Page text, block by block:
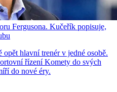
Fergusona. Kučeřík popisuje,
hlavní trenér v jedné osobě.
řízení Komety do svých
do nové éry.